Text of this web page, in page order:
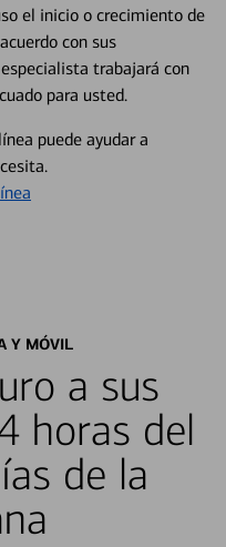
el inicio o crecimiento de
con sus
trabajará con
para usted.
puede ayudar a
Y MÓVIL
a sus
horas del
de la